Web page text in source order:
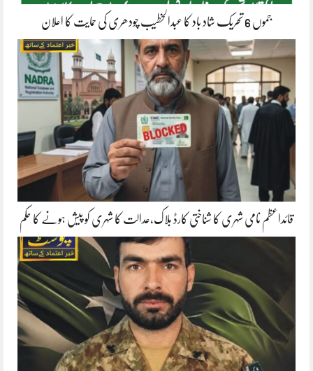
جموں 6 تحریک شاد باد کا عبدالخطیب چودھری کی حمایت کا اعلان
قائداعظم نامی شہری کا شناختی کارڈ بلاک،عدالت کا شہری کو پیش ہونے کا حکم